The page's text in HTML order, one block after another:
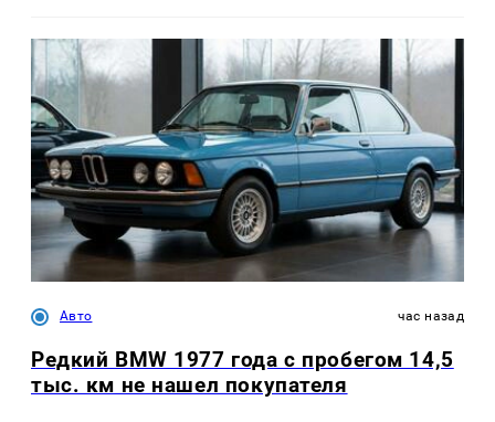
Авто час назад
Редкий BMW 1977 года с пробегом 14,5
тыс. км не нашел покупателя